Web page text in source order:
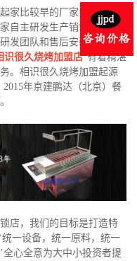
家比较早的厂家，在烧烤
自主研发生产销售于一体
发团队和售后安装服务团
识很久烧烤加盟店”有着精湛
。相识很久烧烤加盟起源
年京建鹏达（北京）餐
店，我们的目标是打造特
一设备，统一原料，统一
心全意为大中小投资者提